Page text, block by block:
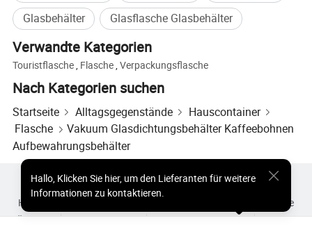
Glasbehälter
Glasflasche Glasbehälter
Verwandte Kategorien
Touristflasche Flasche ,Verpackungsflasche
Nach Kategorien suchen
Startseite Alltagsgegenstände
Hauscontainer
Flasche
Vakuum Glasdichtungsbehälter Kaffeebohnen
Aufbewahrungsbehälter
Hallo, Klicken Sie hier, um den Lieferanten für weitere
Informationen zu kontaktieren.
Heiße Produkte
Heiße Produkte Preis
Heiße Großhandelsprodukte
Einblicke
Über uns
Nutzungsvertrag Datenschutzerklärung Kontakt